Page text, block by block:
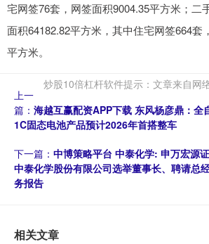
宅网签76套，网签面积9004.35平方米；二
面积64182.82平方米，其中住宅网签664套
平方米。
炒股10倍杠杆软件提示：文章来自网
上一
篇： 海越互赢配资APP下载 东风杨彦鼎：全
1C固态电池产品预计2026年首搭整车
下一篇： 中博策略平台 中泰化学: 申万宏源
中泰化学股份有限公司选举董事长、聘请总
务报告
相关文章